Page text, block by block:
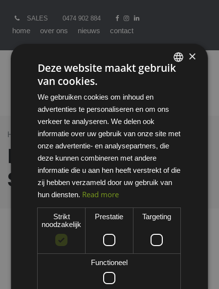
SALES 0474 902 884
home over ons nieuws contact
Home >All Products B&C Unisex Polo Safran
B&C Unisex Polo
Safran
×
Deze website maakt gebruik
van cookies.
We gebruiken cookies om inhoud en
advertenties te personaliseren en om ons
verkeer te analyseren. We delen ook
informatie over uw gebruik van onze site met
onze advertentie- en analysepartners, die
deze kunnen combineren met andere
informatie die u aan hen heeft verstrekt of die
zij hebben verzameld door uw gebruik van
hun diensten. Read more
Strikt
noodzakelijk
Prestatie Targeting
Functioneel